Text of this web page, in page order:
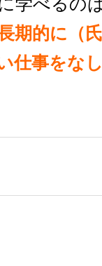
期的に（
仕事をな